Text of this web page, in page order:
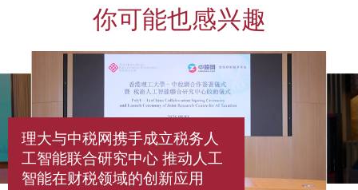
你可能也感兴趣
理大与中税网携手成立税务人
工智能联合研究中心 推动人工
智能在财税领域的创新应用